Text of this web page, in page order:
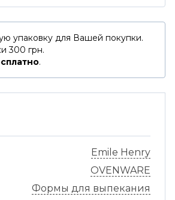
упаковку для Вашей покупки.
300 грн.
.
Emile Henry
OVENWARE
Формы для выпекания